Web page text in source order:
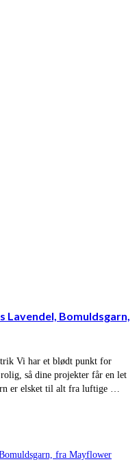
Lavendel, Bomuldsgarn,
Vi har et blødt punkt for
så dine projekter får en let
er elsket til alt fra luftige …